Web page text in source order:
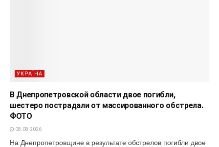
УКРАЇНА
В Днепропетровской области двое погибли,
шестеро пострадали от массированного обстрела.
ФОТО
08.08.2026
На Днепропетровщине в результате обстрелов погибли двое